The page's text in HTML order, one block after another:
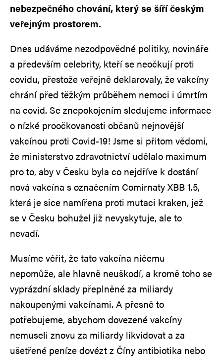
nebezpečného chování, který se šíří českým
veřejným prostorem.
Dnes udáváme nezodpovědné politiky, novináře
a především celebrity, kteří se neočkují proti
covidu, přestože veřejně deklarovaly, že vakcíny
chrání před těžkým průběhem nemoci i úmrtím
na covid. Se znepokojením sledujeme informace
o nízké proočkovanosti občanů nejnovější
vakcínou proti Covid-19! Jsme si přitom vědomi,
že ministerstvo zdravotnictví udělalo maximum
pro to, aby v Česku byla co nejdříve k dostání
nová vakcína s označením Comirnaty XBB 1.5,
která je sice namířena proti mutaci kraken, jež
se v Česku bohužel již nevyskytuje, ale to
nevadí.
Musíme věřit, že tato vakcína ničemu
nepomůže, ale hlavně neuškodí, a kromě toho se
vyprázdní sklady přeplněné za miliardy
nakoupenými vakcínami. A přesně to
potřebujeme, abychom dovezené vakcíny
nemuseli znovu za miliardy likvidovat a za
ušetřené peníze dovézt z Číny antibiotika nebo